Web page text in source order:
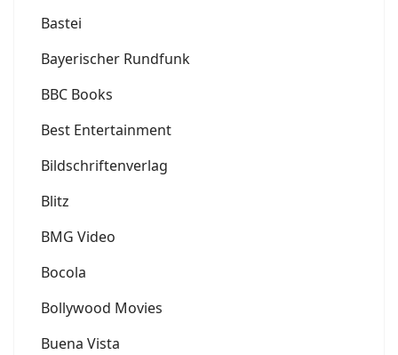
Bastei
Bayerischer Rundfunk
BBC Books
Best Entertainment
Bildschriftenverlag
Blitz
BMG Video
Bocola
Bollywood Movies
Buena Vista